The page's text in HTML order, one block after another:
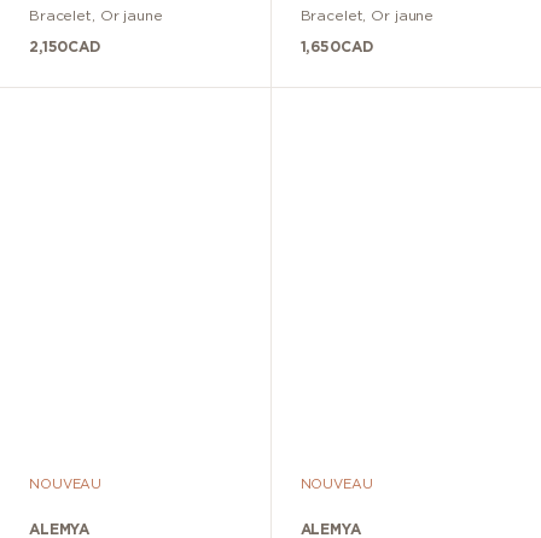
Bracelet Or jaune
2,150CAD
Bracelet Or jaune
1,650CAD
NOUVEAU
ALEMYA
NOUVEAU
ALEMYA